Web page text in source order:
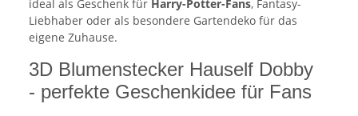
ideal als Geschenk für Harry-Potter-Fans, Fantasy-
Liebhaber oder als besondere Gartendeko für das
eigene Zuhause.
3D Blumenstecker Hauself Dobby
- perfekte Geschenkidee für Fans